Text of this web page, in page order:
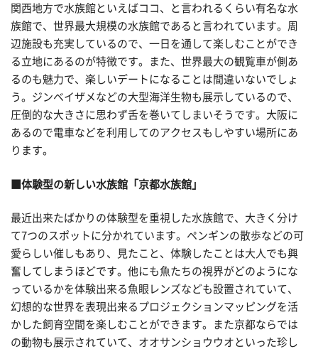
関西地方で水族館といえばココ、と言われるくらい有名な水
族館で、世界最大規模の水族館であると言われています。周
辺施設も充実しているので、一日を通して楽しむことができ
る立地にあるのが特徴です。また、世界最大の観覧車が側あ
るのも魅力で、楽しいデートになることは間違いないでしょ
う。ジンベイザメなどの大型海洋生物も展示しているので、
圧倒的な大きさに思わず舌を巻いてしまいそうです。大阪に
あるので電車などを利用してのアクセスもしやすい場所にあ
ります。
■体験型の新しい水族館「京都水族館」
最近出来たばかりの体験型を重視した水族館で、大きく分け
て7つのスポットに分かれています。ペンギンの散歩などの可
愛らしい催しもあり、見たこと、体験したことは大人でも興
奮してしまうほどです。他にも魚たちの視界がどのようにな
っているかを体験出来る魚眼レンズなども設置されていて、
幻想的な世界を表現出来るプロジェクションマッピングを活
かした飼育空間を楽しむことができます。また京都ならでは
の動物も展示されていて、オオサンショウウオといった珍し